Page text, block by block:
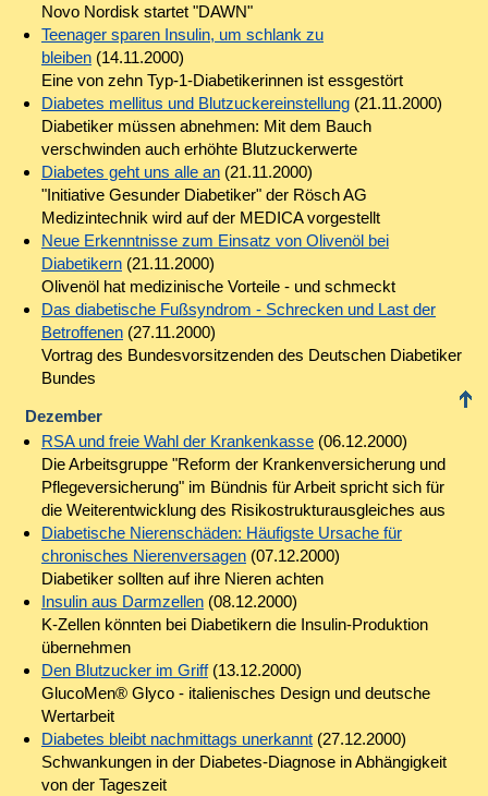
Novo Nordisk startet "DAWN"
Teenager sparen Insulin, um schlank zu
bleiben(14.11.2000)
Eine von zehn Typ-1-Diabetikerinnen ist essgestört
Diabetes mellitus und Blutzuckereinstellung(21.11.2000)
Diabetiker müssen abnehmen: Mit dem Bauch
verschwinden auch erhöhte Blutzuckerwerte
Diabetes geht uns alle an(21.11.2000)
"Initiative Gesunder Diabetiker" der Rösch AG
Medizintechnik wird auf der MEDICA vorgestellt
Neue Erkenntnisse zum Einsatz von Olivenöl bei
Diabetikern(21.11.2000)
Olivenöl hat medizinische Vorteile - und schmeckt
Das diabetische Fußsyndrom - Schrecken und Last der
Betroffenen(27.11.2000)
Vortrag des Bundesvorsitzenden des Deutschen Diabetiker
Bundes
Dezember
RSA und freie Wahl der Krankenkasse(06.12.2000)
Die Arbeitsgruppe "Reform der Krankenversicherung und
Pflegeversicherung" im Bündnis für Arbeit spricht sich für
die Weiterentwicklung des Risikostrukturausgleiches aus
Diabetische Nierenschäden: Häufigste Ursache für
chronisches Nierenversagen(07.12.2000)
Diabetiker sollten auf ihre Nieren achten
Insulin aus Darmzellen(08.12.2000)
K-Zellen könnten bei Diabetikern die Insulin-Produktion
übernehmen
Den Blutzucker im Griff(13.12.2000)
GlucoMen® Glyco - italienisches Design und deutsche
Wertarbeit
Diabetes bleibt nachmittags unerkannt(27.12.2000)
Schwankungen in der Diabetes-Diagnose in Abhängigkeit
von der Tageszeit